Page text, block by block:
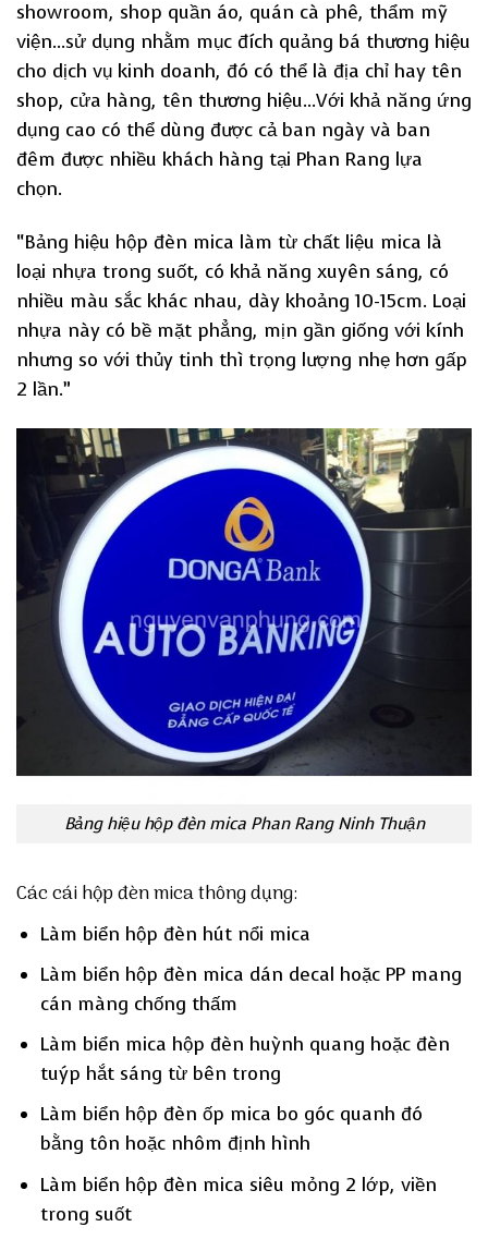
showroom, shop quần áo, quán cà phê, thẩm mỹ
viện…sử dụng nhằm mục đích quảng bá thương hiệu
cho dịch vụ kinh doanh, đó có thể là địa chỉ hay tên
shop, cửa hàng, tên thương hiệu…Với khả năng ứng
dụng cao có thể dùng được cả ban ngày và ban
đêm được nhiều khách hàng tại Phan Rang lựa
chọn.
“Bảng hiệu hộp đèn mica làm từ chất liệu mica là
loại nhựa trong suốt, có khả năng xuyên sáng, có
nhiều màu sắc khác nhau, dày khoảng 10-15cm. Loại
nhựa này có bề mặt phẳng, mịn gần giống với kính
nhưng so với thủy tinh thì trọng lượng nhẹ hơn gấp
2 lần.”
Bảng hiệu hộp đèn mica Phan Rang Ninh Thuận
Các cái hộp đèn mica thông dụng:
Làm biển hộp đèn hút nổi mica
Làm biển hộp đèn mica dán decal hoặc PP mang
cán màng chống thấm
Làm biển mica hộp đèn huỳnh quang hoặc đèn
tuýp hắt sáng từ bên trong
Làm biển hộp đèn ốp mica bo góc quanh đó
bằng tôn hoặc nhôm định hình
Làm biển hộp đèn mica siêu mỏng 2 lớp, viền
trong suốt